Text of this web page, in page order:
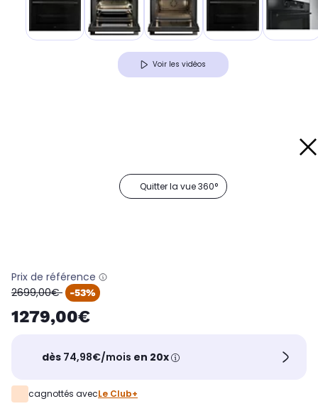
Voir les vidéos
Quitter la vue 360°
Prix de référence
oldPrice
2699,00€ -53%
1279,00€
dès 74,98€/mois en 20x
cagnottés avecLe Club+